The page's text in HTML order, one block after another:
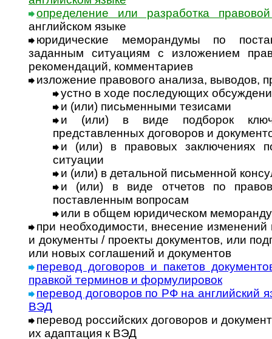
определение или разработка
английском языке
юридические меморандумы по
заданным ситуациям с изложением
рекомендаций, комментариев
изложение правового анализа, выводов,
устно в ходе последующих
и (или) письменными тезисами
и (или) в виде подборок
представленных договоров и
и (или) в правовых заключениях
ситуации
и (или) в детальной письменной
и (или) в виде отчетов по
поставленным вопросам
или в общем юридическом
при необходимости, внесение
и документы / проекты документов, или
или новых соглашений и документов
перевод договоров и пакетов
правкой терминов и формулировок
перевод договоров по РФ на английский
ВЭД
перевод российских договоров и
их адаптация к ВЭД